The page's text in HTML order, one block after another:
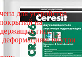
для устройства
на
гипс
деформациям, внутри